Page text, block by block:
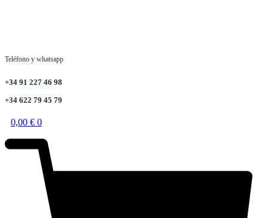
Teléfono y whatsapp
+34 91 227 46 98
+34 622 79 45 79
0,00 € 0